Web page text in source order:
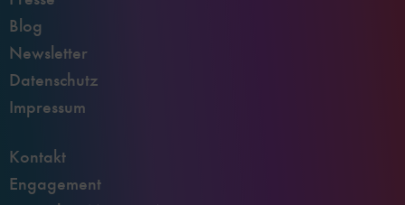
Blog
Newsletter
Datenschutz
Impressum
Kontakt
Engagement